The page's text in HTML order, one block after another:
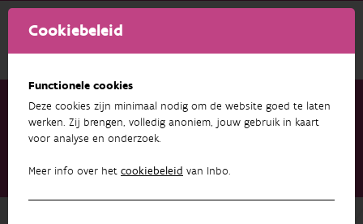
Cookiebeleid
Functionele cookies
Deze cookies zijn minimaal nodig om de website goed te laten
werken. Zij brengen, volledig anoniem, jouw gebruik in kaart
voor analyse en onderzoek.
Meer info over het cookiebeleid van Inbo.
Onderzoek & resultaten
Interplanetary Frontiers: Terraformation from an Invasion